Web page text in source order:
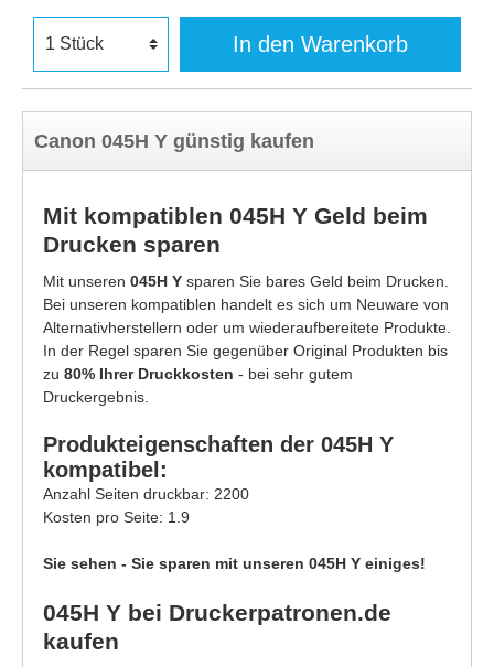
In den Warenkorb
Canon 045H Y günstig kaufen
Mit kompatiblen 045H Y Geld beim
Drucken sparen
Mit unseren 045H Y sparen Sie bares Geld beim Drucken.
Bei unseren kompatiblen handelt es sich um Neuware von
Alternativherstellern oder um wiederaufbereitete Produkte.
In der Regel sparen Sie gegenüber Original Produkten bis
zu 80% Ihrer Druckkosten - bei sehr gutem
Druckergebnis.
Produkteigenschaften der 045H Y
kompatibel:
Anzahl Seiten druckbar: 2200
Kosten pro Seite: 1.9
Sie sehen - Sie sparen mit unseren 045H Y einiges!
045H Y bei Druckerpatronen.de
kaufen